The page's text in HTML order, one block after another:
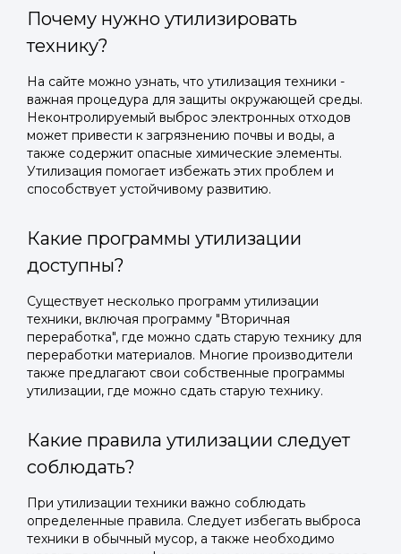
Почему нужно утилизировать
технику?
На сайте можно узнать, что утилизация техники -
важная процедура для защиты окружающей среды.
Неконтролируемый выброс электронных отходов
может привести к загрязнению почвы и воды, а
также содержит опасные химические элементы.
Утилизация помогает избежать этих проблем и
способствует устойчивому развитию.
Какие программы утилизации
доступны?
Существует несколько программ утилизации
техники, включая программу "Вторичная
переработка", где можно сдать старую технику для
переработки материалов. Многие производители
также предлагают свои собственные программы
утилизации, где можно сдать старую технику.
Какие правила утилизации следует
соблюдать?
При утилизации техники важно соблюдать
определенные правила. Следует избегать выброса
техники в обычный мусор, а также необходимо